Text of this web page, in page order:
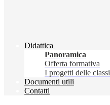
Didattica
Panoramica
Offerta formativa
I progetti delle classi
Documenti utili
Contatti